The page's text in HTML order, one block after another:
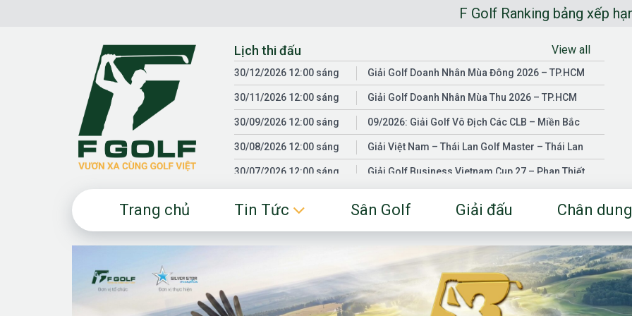
F Golf Ranking bảng xếp hạng golfer
Lịch thi đấu View all
30/12/2026 12:00 sáng Giải Golf Doanh Nhân Mùa Đông 2026 – TP.HCM
30/11/2026 12:00 sáng Giải Golf Doanh Nhân Mùa Thu 2026 – TP.HCM
30/09/2026 12:00 sáng 09/2026: Giải Golf Vô Địch Các CLB – Miền Bắc
30/08/2026 12:00 sáng Giải Việt Nam – Thái Lan Golf Master – Thái Lan
30/07/2026 12:00 sáng Giải Golf Business Vietnam Cup 27 – Phan Thiết
30/01/2026 12:00 sáng
Fgolf Open Championship – Tây Ninh
18/04/2025 12:00 sáng Golf Business Vietnam Cup 25
Trang chủ Tin Tức Sân Golf Giải đấu Chân